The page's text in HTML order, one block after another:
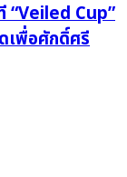
“Veiled Cup”
เพื่อศักดิ์ศรี